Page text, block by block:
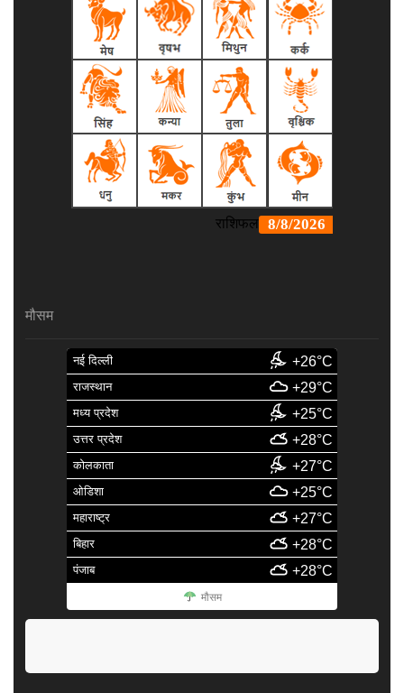
मौसम
नई दिल्ली +26°C
राजस्थान +29°C
मध्य प्रदेश +25°C
उत्तर प्रदेश +28°C
कोलकाता +27°C
ओडिशा +25°C
महाराष्ट्र +27°C
बिहार +28°C
पंजाब +28°C
मौसम